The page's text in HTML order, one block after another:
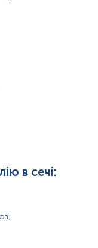
та діапазон
до зміни
в сечі: